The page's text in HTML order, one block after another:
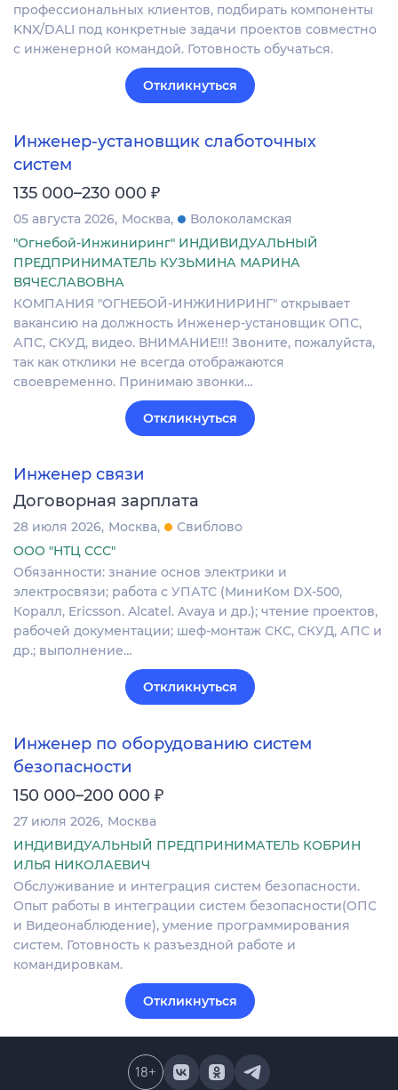
профессиональных клиентов, подбирать компоненты
KNX/DALI под конкретные задачи проектов совместно
с инженерной командой. Готовность обучаться.
Откликнуться
Инженер-установщик слаботочных
систем
135 000–230 000 ₽
05 августа 2026 Москва
Волоколамская
"Огнебой-Инжиниринг" ИНДИВИДУАЛЬНЫЙ
ПРЕДПРИНИМАТЕЛЬ КУЗЬМИНА МАРИНА
ВЯЧЕСЛАВОВНА
КОМПАНИЯ "ОГНЕБОЙ-ИНЖИНИРИНГ" открывает
вакансию на должность Инженер-установщик ОПС,
АПС, СКУД, видео. ВНИМАНИЕ!!! Звоните, пожалуйста,
так как отклики не всегда отображаются
своевременно. Принимаю звонки…
Откликнуться
Инженер связи
Договорная зарплата
28 июля 2026 Москва
Свиблово
ООО "НТЦ ССС"
Обязанности: знание основ электрики и
электросвязи; работа с УПАТС (МиниКом DX-500,
Коралл, Ericsson. Alcatel. Avaya и др.); чтение проектов,
рабочей документации; шеф-монтаж СКС, СКУД, АПС и
др.; выполнение…
Откликнуться
Инженер по оборудованию систем
безопасности
150 000–200 000 ₽
27 июля 2026 Москва
ИНДИВИДУАЛЬНЫЙ ПРЕДПРИНИМАТЕЛЬ КОБРИН
ИЛЬЯ НИКОЛАЕВИЧ
Обслуживание и интеграция систем безопасности.
Опыт работы в интеграции систем безопасности(ОПС
и Видеонаблюдение), умение программирования
систем. Готовность к разъездной работе и
командировкам.
Откликнуться
18+